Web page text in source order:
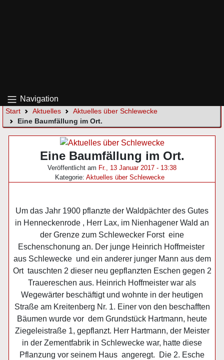
Navigation
Start Aktuelles
Aktuelles über Schlewecke
Eine Baumfällung im Ort.
Eine Baumfällung im Ort.
Veröffentlicht am Fr., 13 Januar 2017 - 13:38
Kategorie: Aktuelles über Schlewecke
Um das Jahr 1900 pflanzte der Waldpächter des Gutes
in Henneckenrode , Herr Lax, im Nienhagener Wald an
der Grenze zum Schlewecker Forst eine
Eschenschonung an. Der junge Heinrich Hoffmeister
aus Schlewecke und ein anderer junger Mann aus dem
Ort tauschten 2 dieser neu gepflanzten Eschen gegen 2
Trauereschen aus. Heinrich Hoffmeister war als
Wegewärter beschäftigt und wohnte in der heutigen
Straße am Kreitenberg Nr. 1. Einer von den beschafften
Bäumen wurde vor dem Grundstück Hartmann, heute
Ziegeleistraße 1, gepflanzt. Herr Hartmann, der Meister
in der Zementfabrik in Schlewecke war, hatte diese
Pflanzung vor seinem Haus angeregt. Die 2. Esche